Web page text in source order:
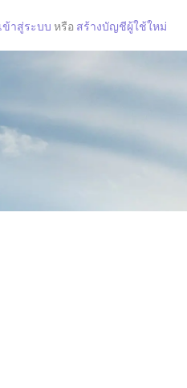
เข้าสู่ระบบ หรือ สร้างบัญชีผู้ใช้ใหม่